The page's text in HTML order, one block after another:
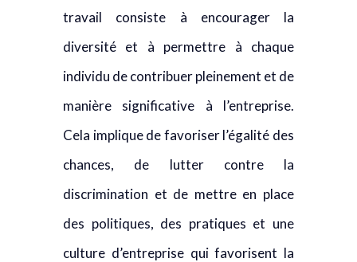
travail consiste à encourager la
diversité et à permettre à chaque
individu de contribuer pleinement et de
manière significative à l’entreprise.
Cela implique de favoriser l’égalité des
chances, de lutter contre la
discrimination et de mettre en place
des politiques, des pratiques et une
culture d’entreprise qui favorisent la